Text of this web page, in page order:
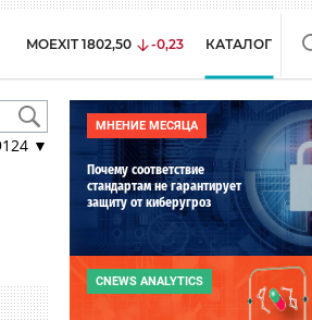
MOEXIT 1802,50 -0,23 КАТАЛОГ
▼
МНЕНИЕ МЕСЯЦА
Почему соответствие
стандартам не гарантирует
защиту от киберугроз
CNEWS ANALYTICS